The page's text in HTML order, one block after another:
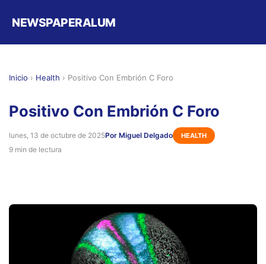
NEWSPAPERALUM
Inicio › Health › Positivo Con Embrión C Foro
Positivo Con Embrión C Foro
lunes, 13 de octubre de 2025Por Miguel Delgado HEALTH
9 min de lectura